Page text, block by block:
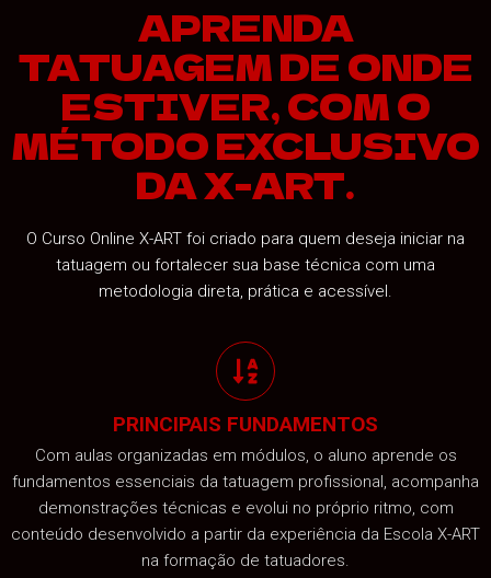
APRENDA
TATUAGEM DE ONDE
ESTIVER, COM O
MÉTODO EXCLUSIVO
DA X-ART.
O Curso Online X-ART foi criado para quem deseja iniciar na
tatuagem ou fortalecer sua base técnica com uma
metodologia direta, prática e acessível.
PRINCIPAIS FUNDAMENTOS
Com aulas organizadas em módulos, o aluno aprende os
fundamentos essenciais da tatuagem profissional, acompanha
demonstrações técnicas e evolui no próprio ritmo, com
conteúdo desenvolvido a partir da experiência da Escola X-ART
na formação de tatuadores.